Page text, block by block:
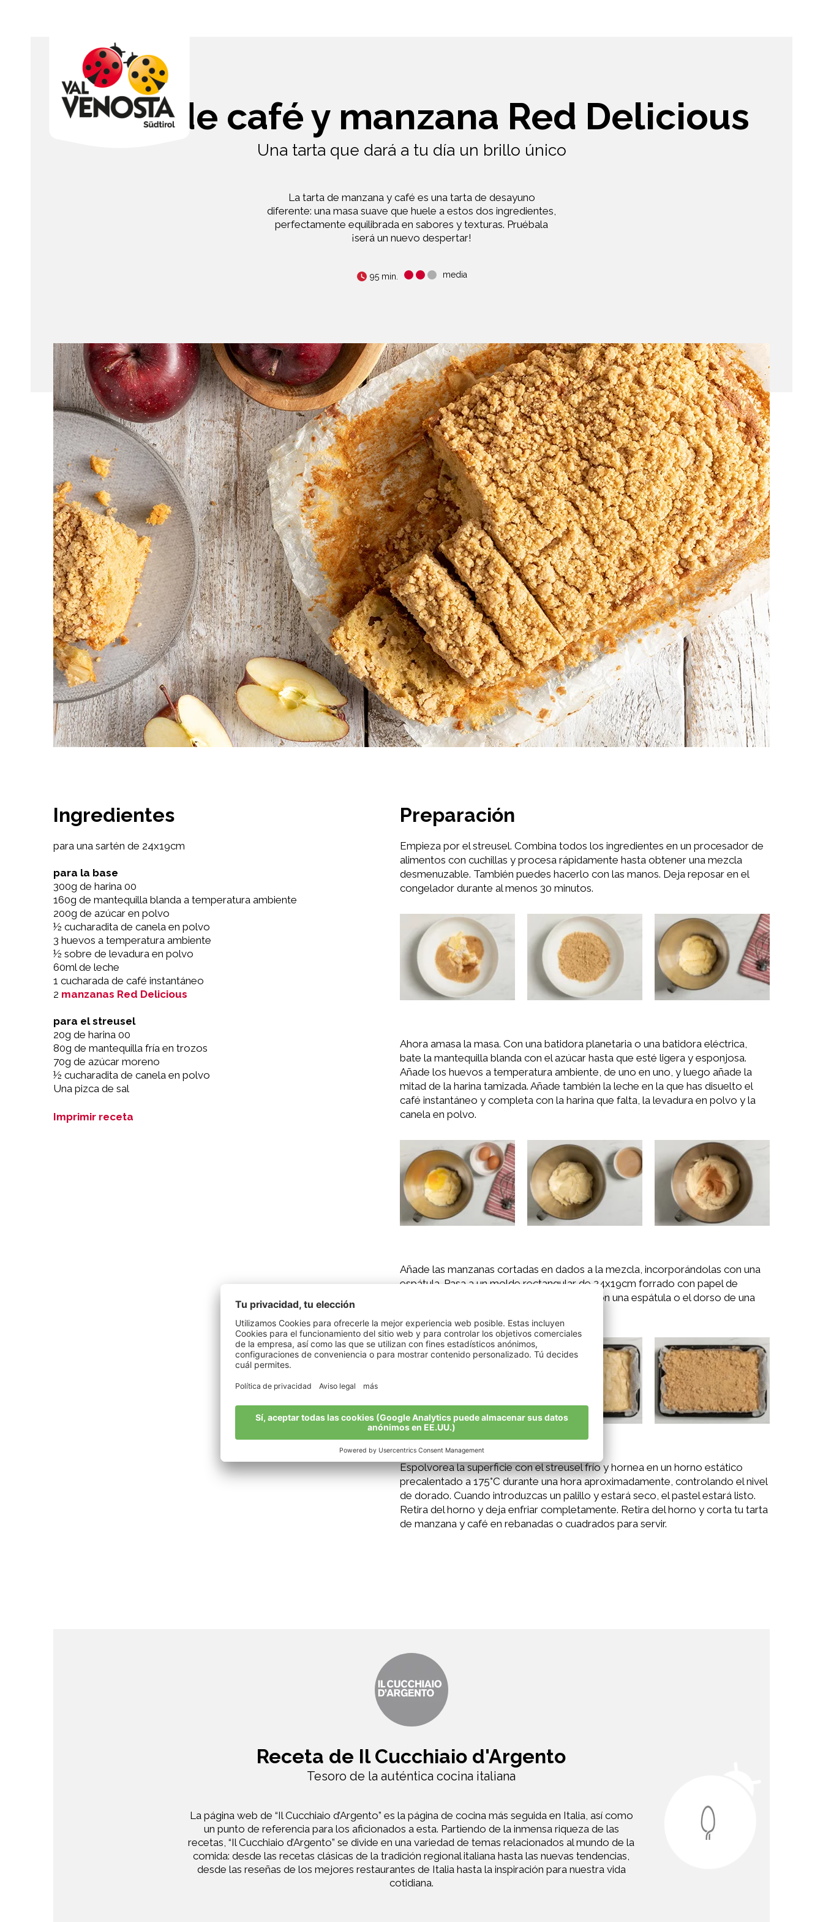
Tarta de café y manzana Red Delicious
Una tarta que dará a tu día un brillo único
La tarta de manzana y café es una tarta de desayuno
diferente: una masa suave que huele a estos dos ingredientes,
perfectamente equilibrada en sabores y texturas. Pruébala
¡será un nuevo despertar!
95 min. media
Ingredientes
para una sartén de 24x19cm
para la base
300g de harina 00
160g de mantequilla blanda a temperatura ambiente
200g de azúcar en polvo
½ cucharadita de canela en polvo
3 huevos a temperatura ambiente
½ sobre de levadura en polvo
60ml de leche
1 cucharada de café instantáneo
2 manzanas Red Delicious
para el streusel
20g de harina 00
80g de mantequilla fría en trozos
70g de azúcar moreno
½ cucharadita de canela en polvo
Una pizca de sal
Imprimir receta
Preparación
Empieza por el streusel. Combina todos los ingredientes en un procesador de
alimentos con cuchillas y procesa rápidamente hasta obtener una mezcla
desmenuzable. También puedes hacerlo con las manos. Deja reposar en el
congelador durante al menos 30 minutos.
Ahora amasa la masa. Con una batidora planetaria o una batidora eléctrica,
bate la mantequilla blanda con el azúcar hasta que esté ligera y esponjosa.
Añade los huevos a temperatura ambiente, de uno en uno, y luego añade la
mitad de la harina tamizada. Añade también la leche en la que has disuelto el
café instantáneo y completa con la harina que falta, la levadura en polvo y la
canela en polvo.
Añade las manzanas cortadas en dados a la mezcla, incorporándolas con una
espátula. Pasa a un molde rectangular de 24x19cm forrado con papel de
horno. A continuación, nivela la superficie con una espátula o el dorso de una
Espolvorea la superficie con el streusel frío y hornea en un horno estático
precalentado a 175°C durante una hora aproximadamente, controlando el nivel
de dorado. Cuando introduzcas un palillo y estará seco, el pastel estará listo.
Retira del horno y deja enfriar completamente. Retira del horno y corta tu tarta
de manzana y café en rebanadas o cuadrados para servir.
Receta de Il Cucchiaio d'Argento
Tesoro de la auténtica cocina italiana
La página web de “Il Cucchiaio d’Argento” es la página de cocina más seguida en Italia, así como
un punto de referencia para los aficionados a esta. Partiendo de la inmensa riqueza de las
recetas, “Il Cucchiaio d’Argento” se divide en una variedad de temas relacionados al mundo de la
comida: desde las recetas clásicas de la tradición regional italiana hasta las nuevas tendencias,
desde las reseñas de los mejores restaurantes de Italia hasta la inspiración para nuestra vida
cotidiana.